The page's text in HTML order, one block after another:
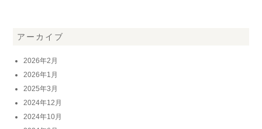
アーカイブ
2026年2月
2026年1月
2025年3月
2024年12月
2024年10月